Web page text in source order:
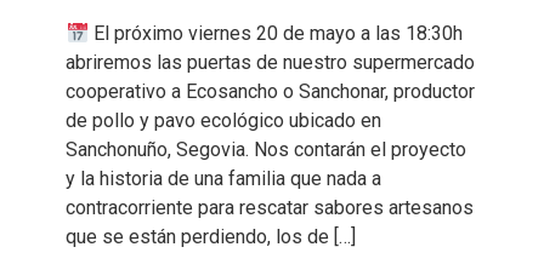
El próximo viernes 20 de mayo a las 18:30h
abriremos las puertas de nuestro supermercado
cooperativo a Ecosancho o Sanchonar, productor
de pollo y pavo ecológico ubicado en
Sanchonuño, Segovia. Nos contarán el proyecto
y la historia de una familia que nada a
contracorriente para rescatar sabores artesanos
que se están perdiendo, los de […]